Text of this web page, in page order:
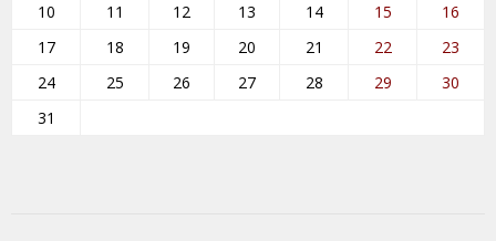
10
11 12 13 14 15
16
17
18 19 20 21 22
23
24
25 26 27 28 29
30
31